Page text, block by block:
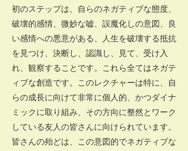
初のステップは、自らのネガティブな態度、
破壊的感情、微妙な嘘、誤魔化しの意図、良
い感情への悪意がある、人生を破壊する抵抗
を見つけ、決断し、認識し、見て、受け入
れ、観察することです。これら全てはネガテ
ィブな創造です。このレクチャーは特に、自
らの成長に向けて非常に個人的、かつダイナ
ミックに取り組み、その方向に整然とワーク
している友人の皆さんに向けられています。
皆さんの殆どは、この意図的でネガティブな